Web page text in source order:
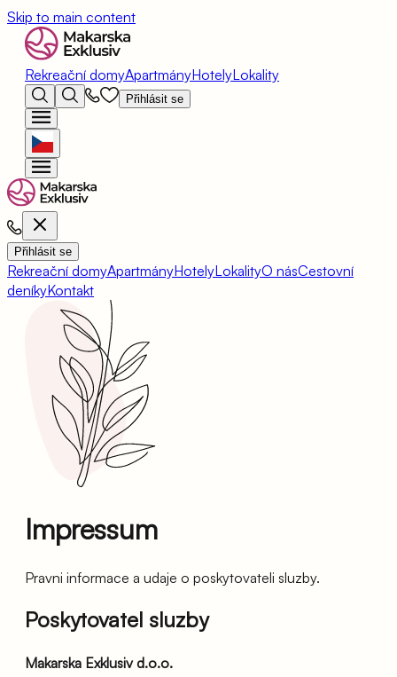
Skip to main content
Rekreační domyApartmányHotelyLokality
Přihlásit se
Přihlásit se
Rekreační domyApartmányHotelyLokalityO násCestovní
deníkyKontakt
Impressum
Pravni informace a udaje o poskytovateli sluzby.
Poskytovatel sluzby
Makarska Exklusiv d.o.o.